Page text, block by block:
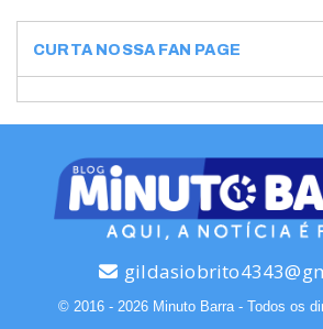
CURTA NOSSA FAN PAGE
© 2016 - 2026 Minuto Barra - Todos os